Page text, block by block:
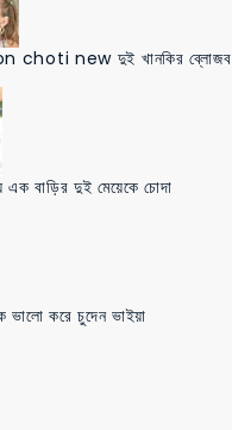
choti new দুই খানকির ব্লোজব
এক বাড়ির দুই মেয়েকে চোদা
করে চুদেন ভাইয়া